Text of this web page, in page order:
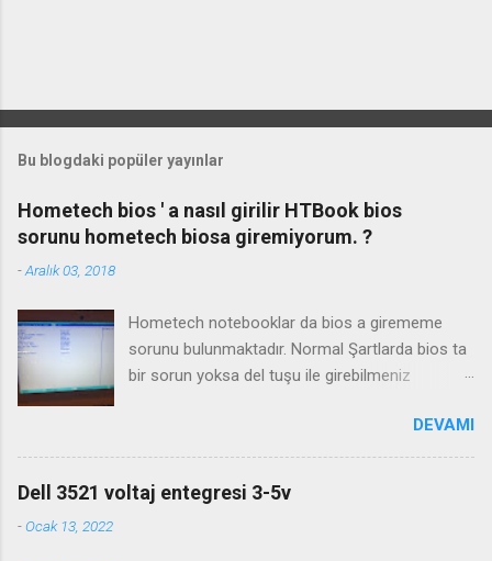
Bu blogdaki popüler yayınlar
Hometech bios ' a nasıl girilir HTBook bios
sorunu hometech biosa giremiyorum. ?
-Aralık 03, 2018
Hometech notebooklar da bios a girememe
sorunu bulunmaktadır. Normal Şartlarda bios ta
bir sorun yoksa del tuşu ile girebilmeniz
yaramaktadır. Biosa girme videosu izleyin
Kanalimiza abone olmayı unutmayın
DEVAMI
Dell 3521 voltaj entegresi 3-5v
-Ocak 13, 2022